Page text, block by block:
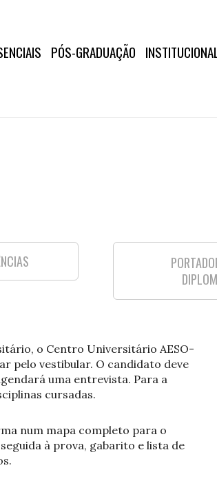
PÓS-GRADUAÇÃO
o Centro Universitário AESO-
pelo vestibular. O candidato deve
uma entrevista. Para a
cursadas.
num mapa completo para o
à prova, gabarito e lista de